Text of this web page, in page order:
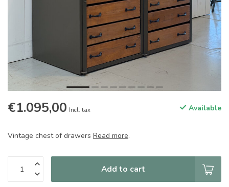
€1.095,00 Incl. tax Available
Vintage chest of drawers Read more.
Add to cart